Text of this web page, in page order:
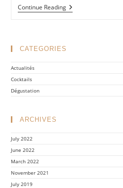
Continue ReadingDégustation
Place
CATEGORIES
Actualités
Cocktails
Dégustation
ARCHIVES
July 2022
June 2022
March 2022
November 2021
July 2019